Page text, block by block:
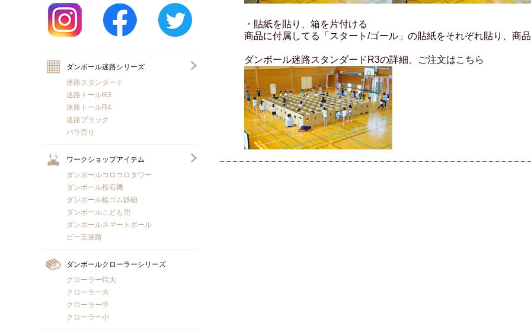
・貼紙を貼り、箱を片付ける
商品に付属してる「スタート/ゴール」の貼紙をそれぞれ貼り、商
ダンボール迷路スタンダードR3の詳細、ご注文はこちら
ダンボール迷路シリーズ
迷路スタンダード
迷路トールR3
迷路トールR4
迷路ブラック
バラ売り
ワークショップアイテム
ダンボールコロコロタワー
ダンボール投石機
ダンボール輪ゴム鉄砲
ダンボールこども兜
ダンボールスマートボール
ビー玉迷路
ダンボールクローラーシリーズ
クローラー特大
クローラー大
クローラー中
クローラー小